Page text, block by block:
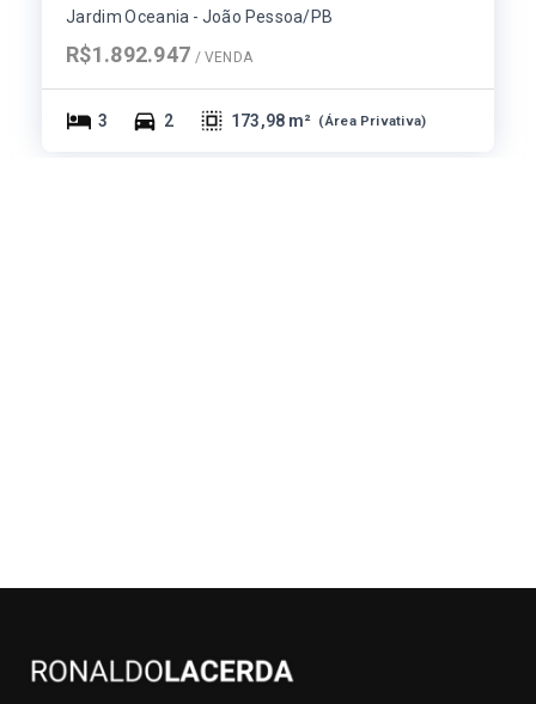
Jardim Oceania - João Pessoa/PB
R$1.892.947 / VENDA
3 2 173,98 m² (Área Privativa)